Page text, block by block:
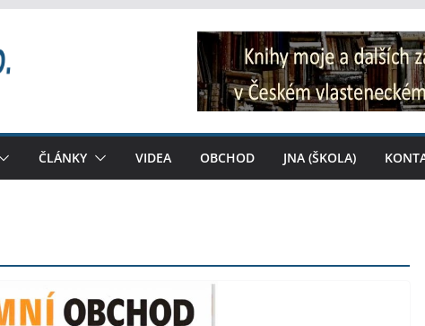
ČLÁNKY VIDEA OBCHOD JNA (ŠKOLA)